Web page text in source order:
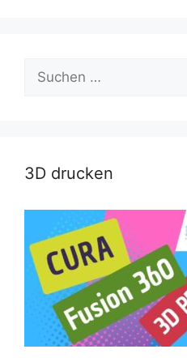
nach:
3D drucken